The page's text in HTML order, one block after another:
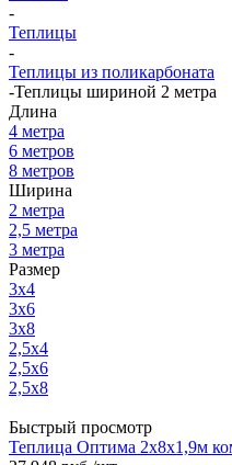
-
Теплицы
-
Теплицы из поликарбоната
-Теплицы шириной 2 метра
Длина
4 метра
6 метров
8 метров
Ширина
2 метра
2,5 метра
3 метра
Размер
3x4
3x6
3x8
2,5x4
2,5x6
2,5x8
Быстрый просмотр
Теплица Оптима 2х8х1,9м